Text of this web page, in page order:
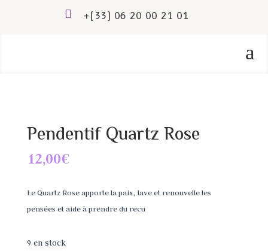
 +(33) 06 20 00 21 01
a
Pendentif Quartz Rose
12,00€
Le Quartz Rose apporte la paix, lave et renouvelle les
pensées et aide à prendre du recu
9 en stock